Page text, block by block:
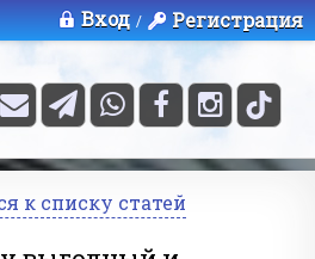
Вход / Регистрация
к списку статей